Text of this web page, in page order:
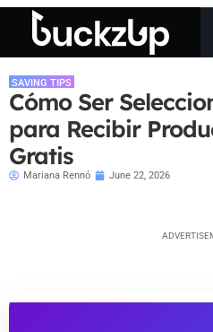
SAVING TIPS
Cómo Ser
para Recibir
Gratis
Mariana Rennó June 22, 2026